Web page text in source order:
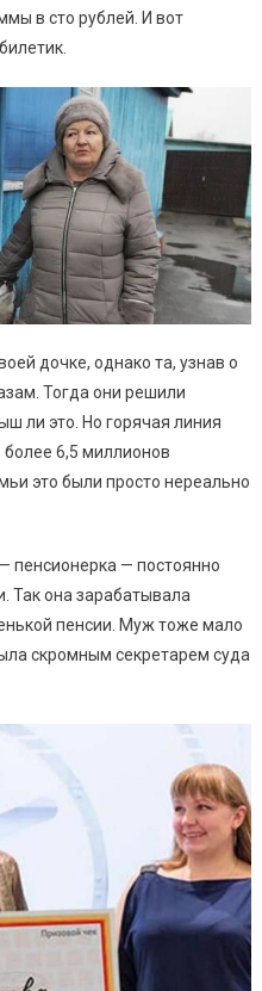
в сто рублей. И вот
дочке, однако та, узнав о
Тогда они решили
ли это. Но горячая линия
6,5 миллионов
это были просто нереально
пенсионерка — постоянно
Так она зарабатывала
пенсии. Муж тоже мало
скромным секретарем суда